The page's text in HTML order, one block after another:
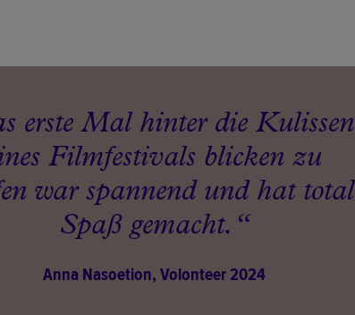
erste Mal hinter die Kulissen
Filmfestivals blicken zu
war spannend und hat total
Spaß gemacht.
Anna Nasoetion, Volonteer 2024